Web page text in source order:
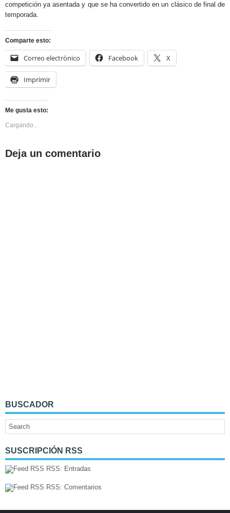
competición ya asentada y que se ha convertido en un clásico de final de
temporada.
Comparte esto:
Correo electrónico Facebook X
Imprimir
Me gusta esto:
Cargando...
Deja un comentario
BUSCADOR
SUSCRIPCIÓN RSS
RSS: Entradas
RSS: Comentarios